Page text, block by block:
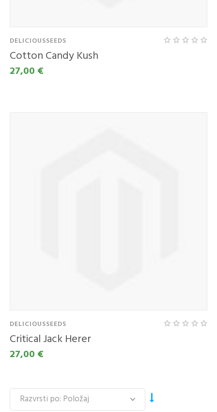
DELICIOUSSEEDS
Cotton Candy Kush
27,00 €
DELICIOUSSEEDS
Critical Jack Herer
27,00 €